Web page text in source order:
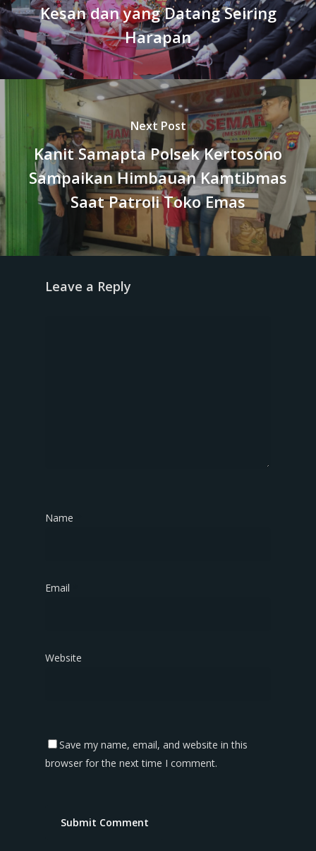
Kesan dan yang Datang Seiring
Harapan
Next Post
Kanit Samapta Polsek Kertosono
Sampaikan Himbauan Kamtibmas
Saat Patroli Toko Emas
Leave a Reply
Name
Email
Website
Save my name, email, and website in this
browser for the next time I comment.